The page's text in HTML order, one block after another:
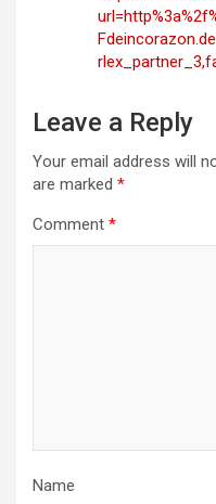
Leave a Reply
Your email address will
are marked *
Comment *
Name